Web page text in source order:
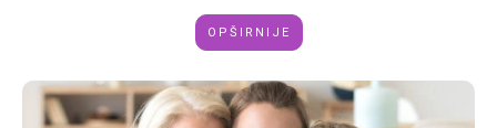
OPŠIRNIJE